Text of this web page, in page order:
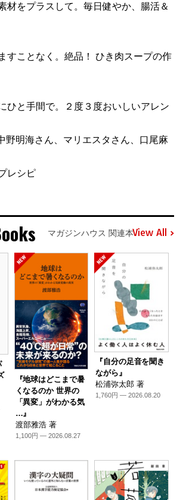
材をプラスして。毎日健やか、腸活＆
すことなく。絶品！ ひき肉スープの作
ひと手間で。２度３度おいしいアレン
野明海さん、マリエスタさん、口尾麻
レシピ
マガジンハウス 関連本View All
『地球はどこまで暑
くなるのか 世界の
「異変」がわかる気
…』
渡部雅浩 著
1,100円 — 2026.08.27
『自分の足音を聞き
ながら』
松浦弥太郎 著
1,760円 — 2026.08.20